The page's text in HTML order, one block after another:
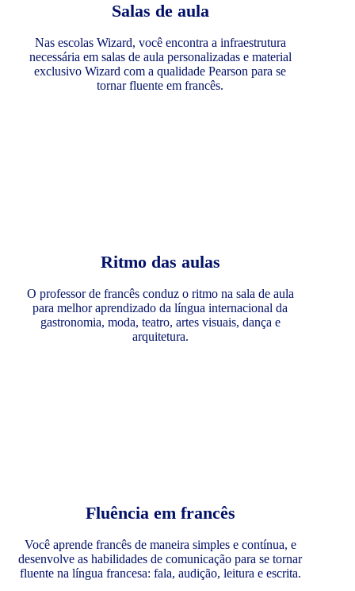
Salas de aula
Nas escolas Wizard, você encontra a infraestrutura
necessária em salas de aula personalizadas e material
exclusivo Wizard com a qualidade Pearson para se
tornar fluente em francês.
Ritmo das aulas
O professor de francês conduz o ritmo na sala de aula
para melhor aprendizado da língua internacional da
gastronomia, moda, teatro, artes visuais, dança e
arquitetura.
Fluência em francês
Você aprende francês de maneira simples e contínua, e
desenvolve as habilidades de comunicação para se tornar
fluente na língua francesa: fala, audição, leitura e escrita.